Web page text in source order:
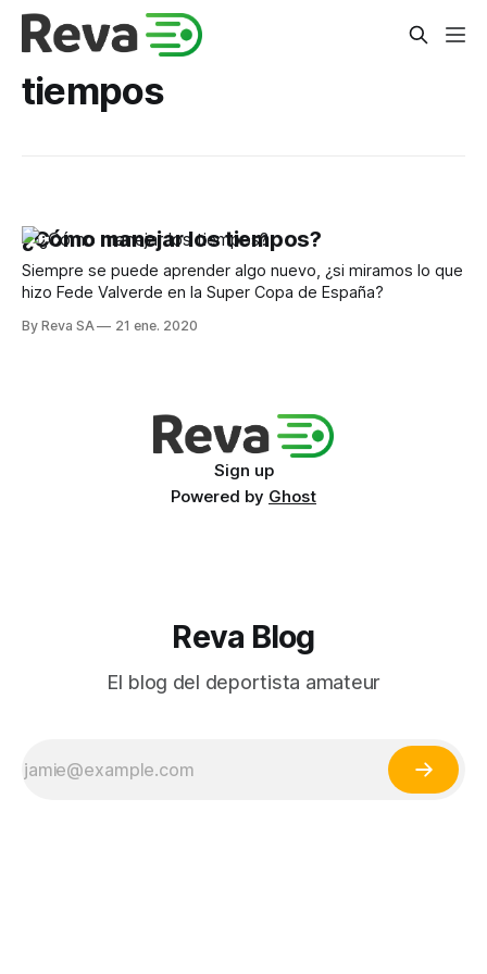
tiempos
¿Cómo manejar los tiempos?
Siempre se puede aprender algo nuevo, ¿si miramos lo que
hizo Fede Valverde en la Super Copa de España?
By Reva SA 21 ene. 2020
Sign up
Powered by Ghost
Reva Blog
El blog del deportista amateur